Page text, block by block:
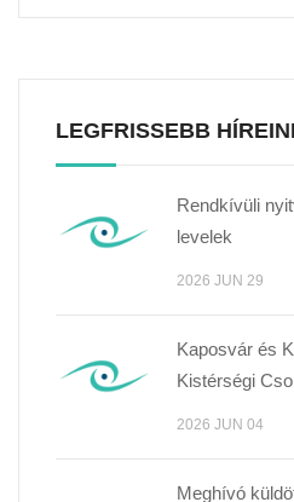
LEGFRISSEBB
Rendkívüli
levelek
2026 JUN 29
Kaposvár és
Kistérségi
2026 JUN 04
Meghívó